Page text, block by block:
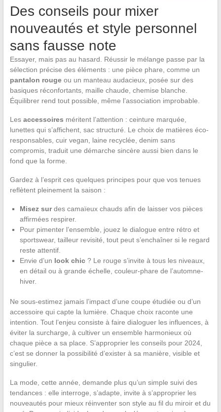
Des conseils pour mixer
nouveautés et style personnel
sans fausse note
Essayer, mais pas au hasard. Réussir le mélange passe par la
sélection précise des éléments : une pièce phare, comme un
pantalon rougeou un manteau audacieux, posée sur des
basiques réconfortants, maille chaude, chemise blanche.
Équilibrer rend tout possible, même l’association improbable.
Les accessoires méritent l’attention : ceinture marquée,
lunettes qui s’affichent, sac structuré. Le choix de matières éco-
responsables, cuir vegan, laine recyclée, denim sans
compromis, traduit une démarche sincère aussi bien dans le
fond que la forme.
Gardez à l’esprit ces quelques principes pour que vos tenues
reflètent pleinement la saison :
Misez surdes camaïeux chauds afin de laisser vos pièces
affirmées respirer.
Pour pimenter l’ensemble, jouez le dialogue entre rétro et
sportswear, tailleur revisité, tout peut s’enchaîner si le regard
reste attentif.
Envie d’un look chic? Le rouge s’invite à tous les niveaux,
en détail ou à grande échelle, couleur-phare de l’automne-
hiver.
Ne sous-estimez jamais l’impact d’une coupe étudiée ou d’un
accessoire qui capte la lumière. Chaque choix raconte une
intention. Tout l’enjeu consiste à faire dialoguer les influences, à
éviter la surcharge, à cultiver un ensemble harmonieux où
chaque pièce a sa place. S’approprier les conseils pour 2024,
c’est se donner la possibilité d’exister à sa manière, visible et
singulier.
La mode, cette année, demande plus qu’un simple suivi des
tendances : elle interroge, s’adapte, invite à s’approprier les
nouveautés pour mieux réinventer son style au fil du miroir et du